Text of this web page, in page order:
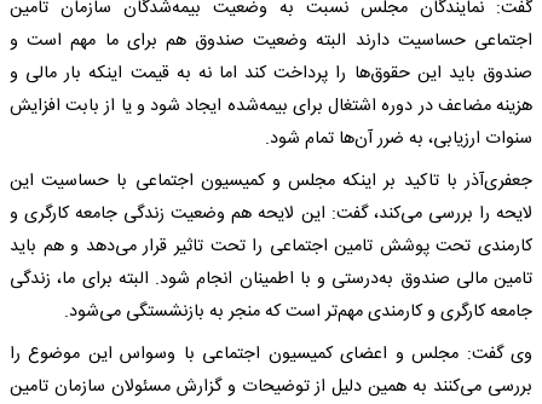
گفت: نمایندگان مجلس نسبت به وضعیت بیمه‌شدگان سازمان تامین
اجتماعی حساسیت دارند البته وضعیت صندوق هم برای ما مهم است و
صندوق باید این حقوق‌ها را پرداخت کند اما نه به قیمت اینکه بار مالی و
هزینه مضاعف در دوره اشتغال برای بیمه‌شده ایجاد شود و یا از بابت افزایش
سنوات ارزیابی، به ضرر آن‌ها تمام شود.
جعفری‌آذر با تاکید بر اینکه مجلس و کمیسیون اجتماعی با حساسیت این
لایحه را بررسی می‌کند، گفت: این لایحه هم وضعیت زندگی جامعه کارگری و
کارمندی تحت پوشش تامین اجتماعی را تحت تاثیر قرار می‌دهد و هم باید
تامین مالی صندوق به‌درستی و با اطمینان انجام شود. البته برای ما، زندگی
جامعه کارگری و کارمندی مهم‌تر است که منجر به بازنشستگی می‌شود.
وی گفت: مجلس و اعضای کمیسیون اجتماعی با وسواس این موضوع را
بررسی می‌کنند به همین دلیل از توضیحات و گزارش مسئولان سازمان تامین